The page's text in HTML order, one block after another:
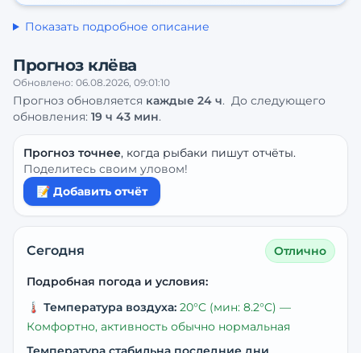
Показать подробное описание
Прогноз клёва
Обновлено: 06.08.2026, 09:01:10
Прогноз обновляется каждые 24 ч. До следующего
обновления: 19 ч 43 мин.
Прогноз точнее, когда рыбаки пишут отчёты.
Поделитесь своим уловом!
📝 Добавить отчёт
Сегодня Отлично
Подробная погода и условия:
🌡️ Температура воздуха: 20°C (мин: 8.2°C) —
Комфортно, активность обычно нормальная